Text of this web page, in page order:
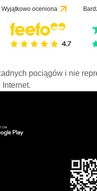
Wyjątkowo oceniona
pociągów i nie